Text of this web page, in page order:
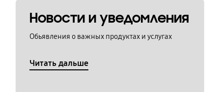
Новости и уведомления
Обьявления о важных продуктах и услугах
Читать дальше